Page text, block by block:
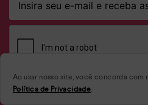
Ao usar nosso site, você concorda com
Política de Privacidade.
Ao clicar em ASSINAR declaro que